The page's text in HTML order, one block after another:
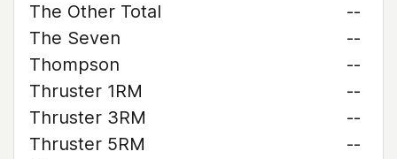
The Other Total
--
The Seven
--
Thompson
--
Thruster 1RM
--
Thruster 3RM
--
Thruster 5RM
--